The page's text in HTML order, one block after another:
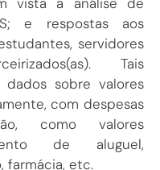
e respostas aos
servidores
Tais
sobre valores
com despesas
como valores
de aluguel,
farmácia, etc.